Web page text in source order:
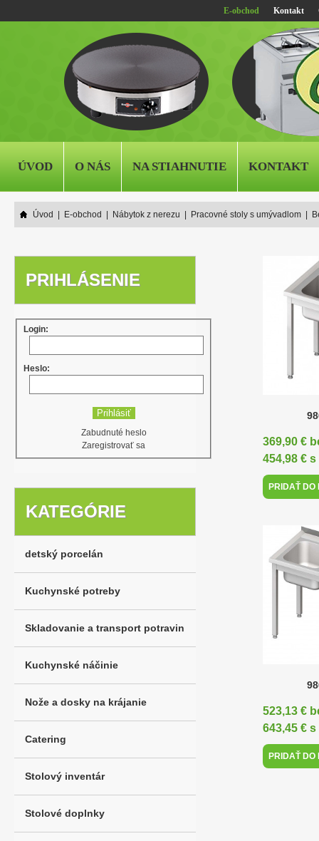
E-obchod Kontakt
ÚVOD O NÁS NA STIAHNUTIE KONTAKT
Úvod E-obchod Nábytok z nerezu Pracovné stoly s umývadlom
369,90 €
454,98 € s
PRIDAŤ DO
523,13 €
643,45 € s
PRIDAŤ DO
PRIHLÁSENIE
Login:
Heslo:
Zabudnuté heslo
Zaregistrovať sa
KATEGÓRIE
detský porcelán
Kuchynské potreby
Skladovanie a transport potravin
Kuchynské náčinie
Nože a dosky na krájanie
Catering
Stolový inventár
Stolové doplnky